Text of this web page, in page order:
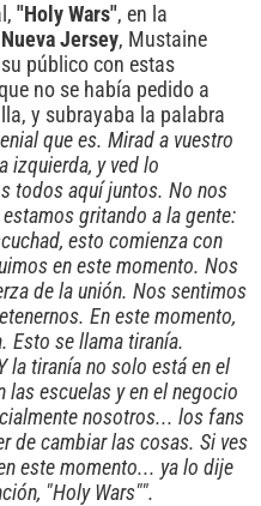
"Holy Wars", en la
Jersey, Mustaine
público con estas
no se había pedido a
y subrayaba la palabra
que es. Mirad a vuestro
izquierda, y ved lo
todos aquí juntos. No nos
gritando a la gente:
esto comienza con
en este momento. Nos
de la unión. Nos sentimos
En este momento,
Esto se llama tiranía.
la tiranía no solo está en el
las escuelas y en el negocio
nosotros... los fans
de cambiar las cosas. Si ves
este momento... ya lo dije
"Holy Wars"".